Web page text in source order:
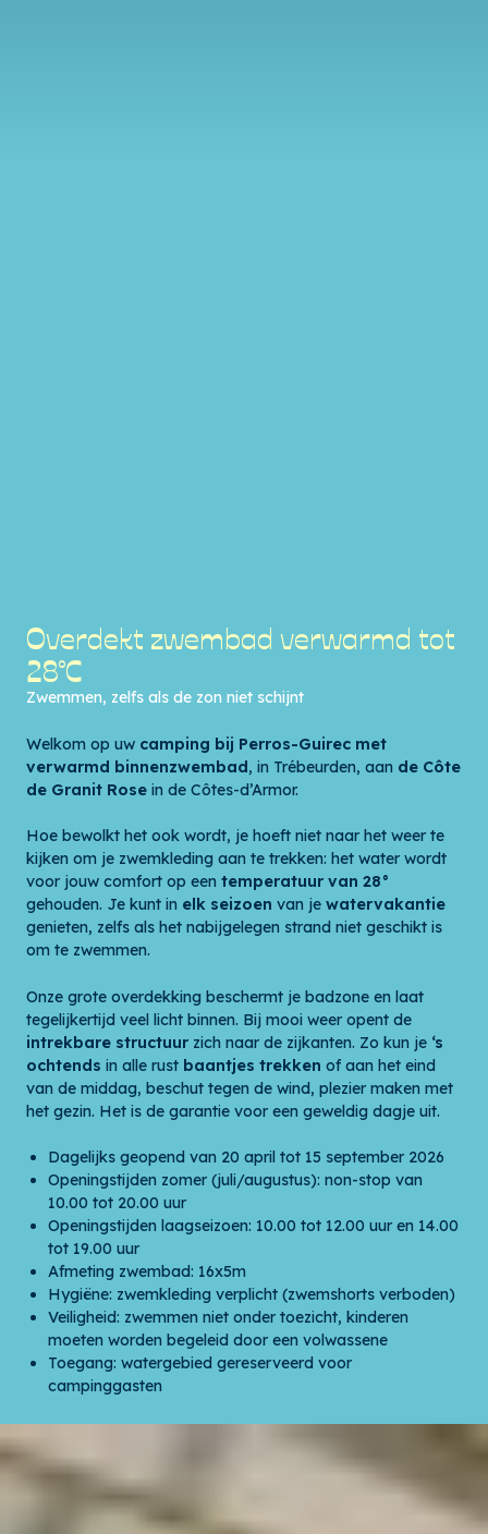
Overdekt zwembad verwarmd tot
28°C
Zwemmen, zelfs als de zon niet schijnt
Welkom op uw camping bij Perros-Guirec met
verwarmd binnenzwembad, in Trébeurden, aan de Côte
de Granit Rose in de Côtes-d’Armor.
Hoe bewolkt het ook wordt, je hoeft niet naar het weer te
kijken om je zwemkleding aan te trekken: het water wordt
voor jouw comfort op een temperatuur van 28°
gehouden. Je kunt in elk seizoen van je watervakantie
genieten, zelfs als het nabijgelegen strand niet geschikt is
om te zwemmen.
Onze grote overdekking beschermt je badzone en laat
tegelijkertijd veel licht binnen. Bij mooi weer opent de
intrekbare structuur zich naar de zijkanten. Zo kun je ‘s
ochtends in alle rust baantjes trekken of aan het eind
van de middag, beschut tegen de wind, plezier maken met
het gezin. Het is de garantie voor een geweldig dagje uit.
Dagelijks geopend van 20 april tot 15 september 2026
Openingstijden zomer (juli/augustus): non-stop van
10.00 tot 20.00 uur
Openingstijden laagseizoen: 10.00 tot 12.00 uur en 14.00
tot 19.00 uur
Afmeting zwembad: 16x5m
Hygiëne: zwemkleding verplicht (zwemshorts verboden)
Veiligheid: zwemmen niet onder toezicht, kinderen
moeten worden begeleid door een volwassene
Toegang: watergebied gereserveerd voor
campinggasten